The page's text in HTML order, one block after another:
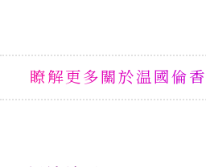
瞭解更多關於温國倫